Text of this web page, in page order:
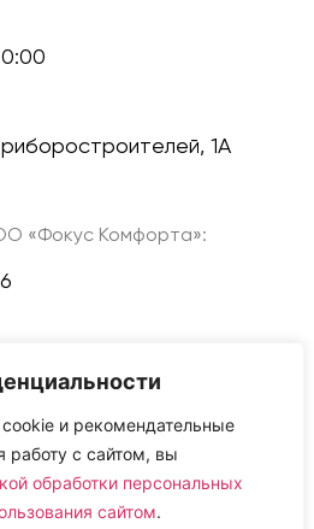
и рекомендательные
работу с сайтом, вы
обработки персональных
сайтом.
1А
«Фокус Комфорта»: